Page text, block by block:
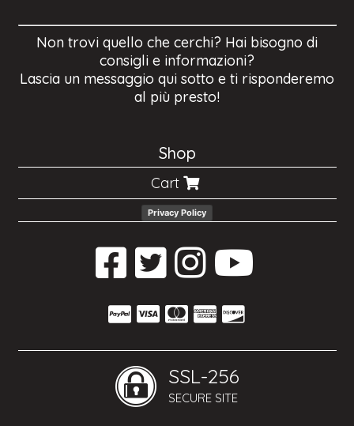
Non trovi quello che cerchi? Hai bisogno di
consigli e informazioni?
Lascia un messaggio qui sotto e ti risponderemo
al più presto!
Shop
Cart
Privacy Policy
SSL-256
SECURE SITE